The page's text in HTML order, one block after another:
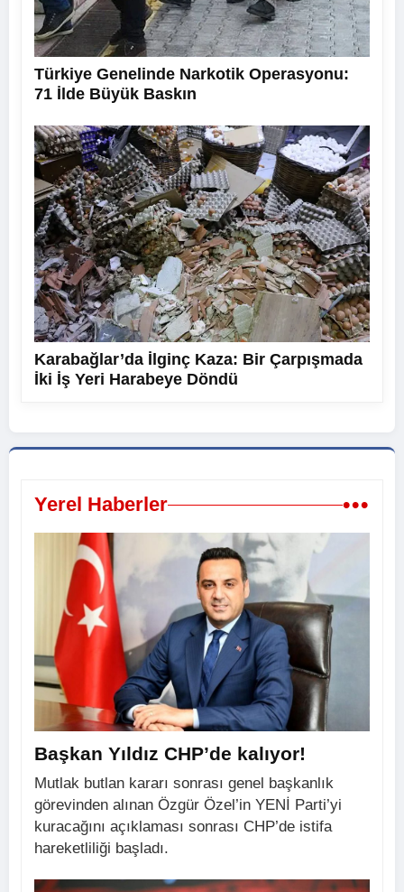
Türkiye Genelinde Narkotik Operasyonu:
71 İlde Büyük Baskın
Karabağlar’da İlginç Kaza: Bir Çarpışmada
İki İş Yeri Harabeye Döndü
Yerel Haberler •••
Başkan Yıldız CHP’de kalıyor!
Mutlak butlan kararı sonrası genel başkanlık
görevinden alınan Özgür Özel’in YENİ Parti’yi
kuracağını açıklaması sonrası CHP’de istifa
hareketliliği başladı.